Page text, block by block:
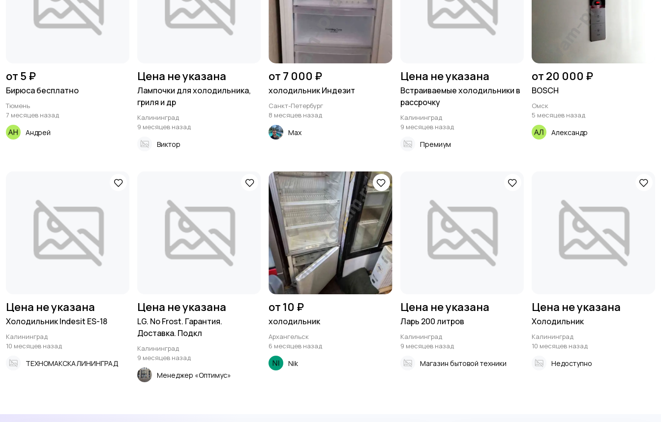
от 5 ₽
Бирюса бесплатно
Тюмень
7 месяцев назад
Андрей
Цена не указана
Лампочки для холодильника,
гриля и др
Калининград
9 месяцев назад
Виктор
от 7 000 ₽
холодильник Индезит
Санкт-Петербург
8 месяцев назад
Max
Цена не указана
Встраиваемые холодильники в
рассрочку
Калининград
9 месяцев назад
Премиум
от 20 000 ₽
BOSCH
Омск
5 месяцев назад
Александр
Цена не указана
Холодильник Indesit ES-18
Калининград
10 месяцев назад
ТЕХНОМАКСКАЛИНИНГРАД
Цена не указана
LG. No Frost. Гарантия.
Доставка. Подкл
Калининград
9 месяцев назад
Менеджер «Оптимус»
от 10 ₽
холодильник
Архангельск
6 месяцев назад
Nik
Цена не указана
Ларь 200 литров
Калининград
9 месяцев назад
Магазин бытовой техники
Цена не указана
Холодильник
Калининград
10 месяцев назад
Недоступно